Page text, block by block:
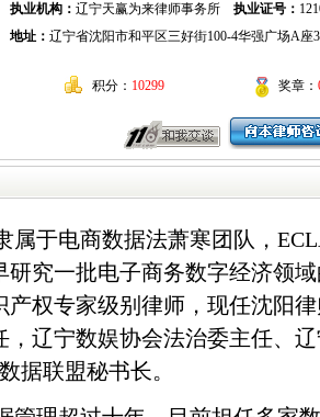
执业机构： 辽宁天赢为来律师事务所 执业证号：
地址： 辽宁省沈阳市和平区三好街100-4华强广场A座
积分： 10299 奖章：
属于电商数据法萧寒团队，
研究一批电子商务数字经济领
产权专家级别律师，现任沈阳
，辽宁数娱协会法治委主任、
据联盟秘书长。